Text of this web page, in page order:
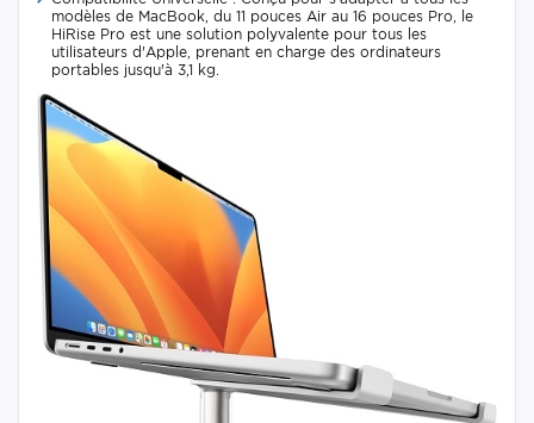
modèles de MacBook, du 11 pouces Air au 16 pouces Pro, le
HiRise Pro est une solution polyvalente pour tous les
utilisateurs d'Apple, prenant en charge des ordinateurs
portables jusqu'à 3,1 kg.